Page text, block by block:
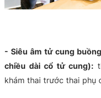
- Siêu âm tử cung
chiều dài cổ tử cung):
khám thai trước thai phụ